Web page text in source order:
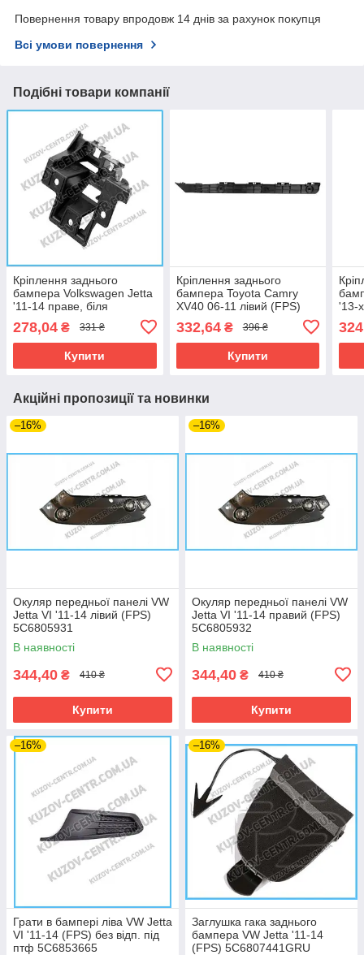
Повернення товару впродовж 14 днів за рахунок покупця
Всі умови повернення
Подібні товари компанії
Кріплення заднього
бампера Volkswagen Jetta
'11-14 праве, біля
278,04 ₴ 331 ₴
Купити
Кріплення заднього
бампера Toyota Camry
XV40 06-11 лівий (FPS)
332,64₴ 396 ₴
Купити
'13-
Акційні пропозиції та новинки
–16%
Окуляр передньої панелі VW
Jetta VI '11-14 лівий (FPS)
5C6805931
В наявності
344,40 ₴ 410 ₴
Купити
–16%
Окуляр передньої панелі VW
Jetta VI '11-14 правий (FPS)
5C6805932
В наявності
344,40 ₴ 410 ₴
Купити
–16%
Грати в бампері ліва VW Jetta
VI '11-14 (FPS) без відп. під
птф 5C6853665
–16%
Заглушка гака заднього
бампера VW Jetta '11-14
(FPS) 5C6807441GRU